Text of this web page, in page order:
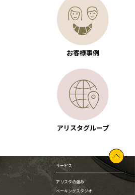
お客様事例
アリスタグループ
サービス
アリスタの強み
ベーキングスタジオ